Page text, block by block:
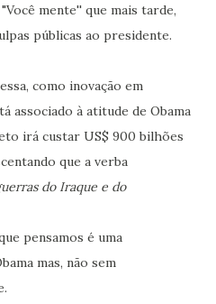
mente'' que mais tarde,
públicas ao presidente.
como inovação em
associado à atitude de Obama
irá custar US$ 900 bilhões
que a verba
do Iraque e do
pensamos é uma
mas, não sem